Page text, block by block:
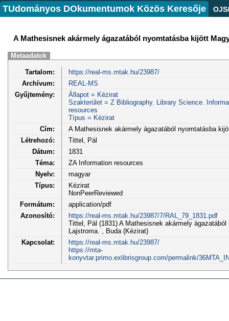
TUdományos DOkumentumok Közös Keresője
A Mathesisnek akármely ágazatából nyomtatásba kijött
Metaadatok
Tartalom:
https://real-ms.mtak.hu/23987/
Archívum:
REAL-MS
Gyűjtemény:
Állapot = Kézirat
Szakterület = Z Bibliography. Library Science.
resources
Típus = Kézirat
Cím:
A Mathesisnek akármely ágazatából nyomtatásba
Létrehozó:
Tittel, Pál
Dátum:
1831
Téma:
ZA Information resources
Nyelv:
magyar
Típus:
Kézirat
NonPeerReviewed
Formátum:
application/pdf
Azonosító:
https://real-ms.mtak.hu/23987/7/RAL_79_1831.pdf
Tittel, Pál (1831) A Mathesisnek akármely
Lajstroma. , Buda (Kézirat)
Kapcsolat:
https://real-ms.mtak.hu/23987/
https://mta-
konyvtar.primo.exlibrisgroup.com/permalink/